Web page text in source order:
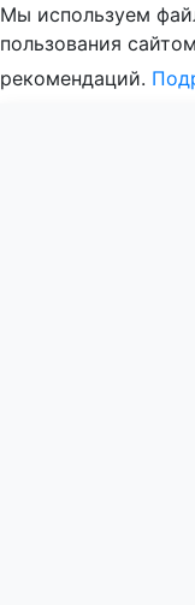
Мы используем
пользования
рекомендаций.